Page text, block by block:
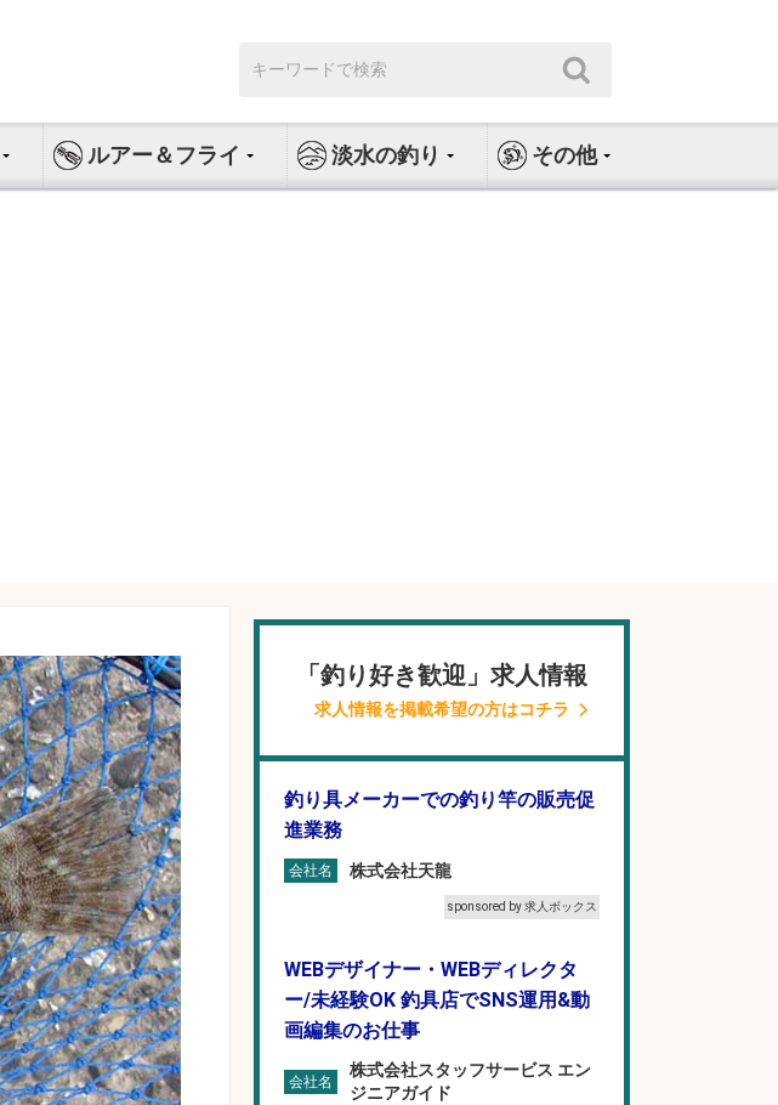
索:
ルアー＆フライ 淡水の釣り その他
「釣り好き歓迎」求人情報
求人情報を掲載希望の方はコチラ
釣り具メーカーでの釣り竿の販売促
進業務
会社名 株式会社天龍
sponsored by 求人ボックス
WEBデザイナー・WEBディレクタ
ー/未経験OK 釣具店でSNS運用&動
画編集のお仕事
会社名
株式会社スタッフサービス エン
ジニアガイド